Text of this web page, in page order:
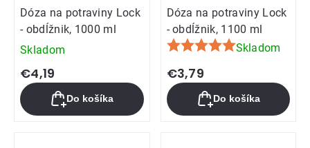
Dóza na potraviny Lock
- obdĺžnik, 1000 ml
Skladom
€4,19
Do košíka
Dóza na potraviny Lock
- obdĺžnik, 1100 ml
Priemerné
hodnotenie
produktu
je
5,0
Skladom
€3,79
Do košíka